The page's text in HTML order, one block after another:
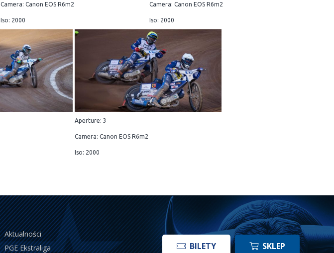
Camera: Canon EOS R6m2
Iso: 2000
Camera: Canon EOS R6m2
Iso: 2000
Aperture: 3
Camera: Canon EOS R6m2
Iso: 2000
Aktualności
PGE Ekstraliga
BILETY SKLEP